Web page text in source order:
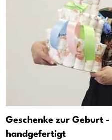
Geschenke zur Geburt
handgefertigt